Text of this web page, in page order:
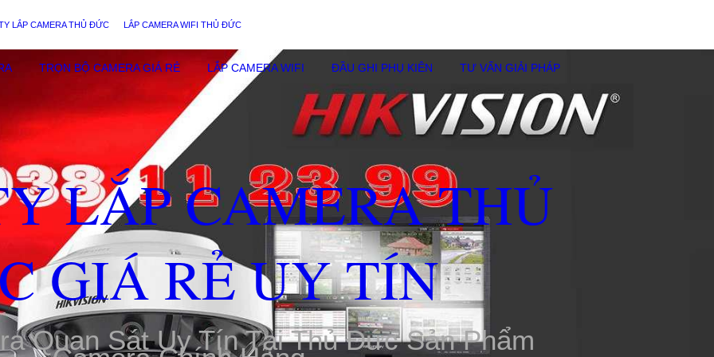
LẮP CAMERA THỦ ĐỨC LẮP CAMERA WIFI THỦ ĐỨC
TRỌN BỘ CAMERA GIÁ RẺ LẮP CAMERA WIFI ĐẦU GHI PHỤ KIÊN TƯ VẤN GIẢI PHÁP
LẮP CAMERA THỦ
GIÁ RẺ UY TÍN
Quan Sát Uy Tín Tại Thủ Đức Sản Phẩm